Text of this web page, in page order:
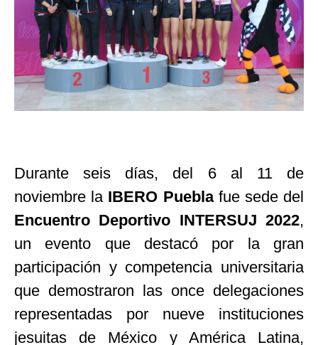
Durante seis días, del 6 al 11 de
noviembre la IBERO Pueblafue sede del
Encuentro Deportivo INTERSUJ 2022,
un evento que destacó por la gran
participación y competencia universitaria
que demostraron las once delegaciones
representadas por nueve instituciones
jesuitas de México y América Latina,